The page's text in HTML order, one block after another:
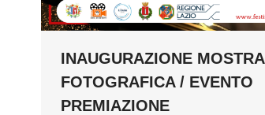
INAUGURAZIONE MOSTRA
FOTOGRAFICA / EVENTO
PREMIAZIONE